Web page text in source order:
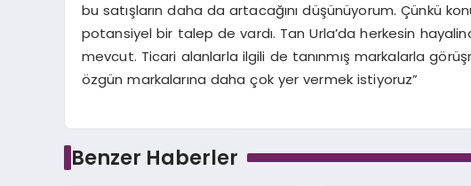
bu satışların daha da artacağını düşünüyorum. Çünkü
potansiyel bir talep de vardı. Tan Urla’da herkesin
mevcut. Ticari alanlarla ilgili de tanınmış markalarla
özgün markalarına daha çok yer vermek istiyoruz”
Benzer Haberler